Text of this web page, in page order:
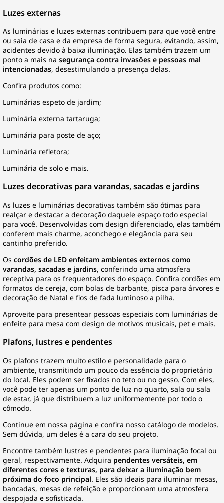
Luzes externas
As luminárias e luzes externas contribuem para que você entre
ou saia de casa e da empresa de forma segura, evitando, assim,
acidentes devido à baixa iluminação. Elas também trazem um
ponto a mais nasegurança contra invasões e pessoas mal
intencionadas, desestimulando a presença delas.
Confira produtos como:
Luminárias espeto de jardim;
Luminária externa tartaruga;
Luminária para poste de aço;
Luminária refletora;
Luminária de solo e mais.
Luzes decorativas para varandas, sacadas e jardins
As luzes e luminárias decorativas também são ótimas para
realçar e destacar a decoração daquele espaço todo especial
para você. Desenvolvidas com design diferenciado, elas também
conferem mais charme, aconchego e elegância para seu
cantinho preferido.
Oscordões de LED enfeitam ambientes externos como
varandas, sacadas e jardins, conferindo uma atmosfera
receptiva para os frequentadores do espaço. Confira cordões em
formatos de cereja, com bolas de barbante, pisca para árvores e
decoração de Natal e fios de fada luminoso a pilha.
Aproveite para presentear pessoas especiais com luminárias de
enfeite para mesa com design de motivos musicais, pet e mais.
Plafons, lustres e pendentes
Os plafons trazem muito estilo e personalidade para o
ambiente, transmitindo um pouco da essência do proprietário
do local. Eles podem ser fixados no teto ou no gesso. Com eles,
você pode ter apenas um ponto de luz no quarto, sala ou sala
de estar, já que distribuem a luz uniformemente por todo o
cômodo.
Continue em nossa página e confira nosso catálogo de modelos.
Sem dúvida, um deles é a cara do seu projeto.
Encontre também lustres e pendentes para iluminação focal ou
geral, respectivamente. Adquira pendentes versáteis, em
diferentes cores e texturas, para deixar a iluminação bem
próxima do foco principal. Eles são ideais para iluminar mesas,
bancadas, mesas de refeição e proporcionam uma atmosfera
despojada e sofisticada.